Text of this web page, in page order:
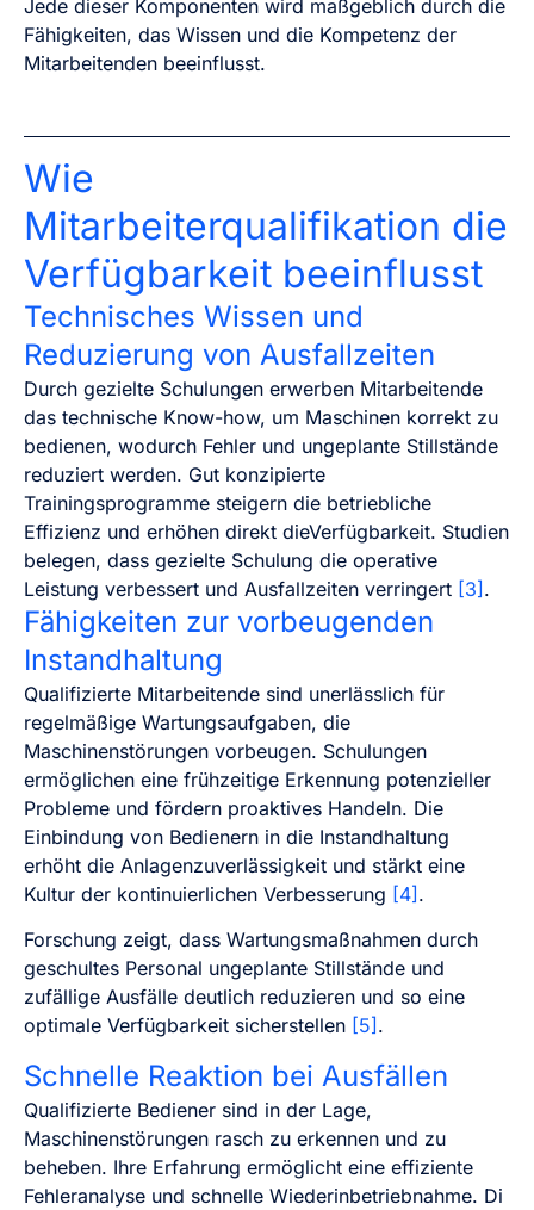
Jede dieser Komponenten wird maßgeblich durch die
Fähigkeiten, das Wissen und die Kompetenz der
Mitarbeitenden beeinflusst.
Wie
Mitarbeiterqualifikation die
Verfügbarkeit beeinflusst
Technisches Wissen und
Reduzierung von Ausfallzeiten
Durch gezielte Schulungen erwerben Mitarbeitende
das technische Know-how, um Maschinen korrekt zu
bedienen, wodurch Fehler und ungeplante Stillstände
reduziert werden. Gut konzipierte
Trainingsprogramme steigern die betriebliche
Effizienz und erhöhen direkt dieVerfügbarkeit. Studien
belegen, dass gezielte Schulung die operative
Leistung verbessert und Ausfallzeiten verringert [3] .
Fähigkeiten zur vorbeugenden
Instandhaltung
Qualifizierte Mitarbeitende sind unerlässlich für
regelmäßige Wartungsaufgaben, die
Maschinenstörungen vorbeugen. Schulungen
ermöglichen eine frühzeitige Erkennung potenzieller
Probleme und fördern proaktives Handeln. Die
Einbindung von Bedienern in die Instandhaltung
erhöht die Anlagenzuverlässigkeit und stärkt eine
Kultur der kontinuierlichen Verbesserung [4] .
Forschung zeigt, dass Wartungsmaßnahmen durch
geschultes Personal ungeplante Stillstände und
zufällige Ausfälle deutlich reduzieren und so eine
optimale Verfügbarkeit sicherstellen [5] .
Schnelle Reaktion bei Ausfällen
Qualifizierte Bediener sind in der Lage,
Maschinenstörungen rasch zu erkennen und zu
beheben. Ihre Erfahrung ermöglicht eine effiziente
Fehleranalyse und schnelle Wiederinbetriebnahme. Di